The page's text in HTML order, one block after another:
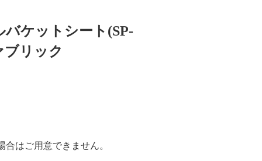
ケットシート(SP-
リック
はご用意できません。